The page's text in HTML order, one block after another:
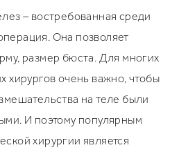
– востребованная среди
Она позволяет
размер бюста. Для многих
хирургов очень важно, чтобы
на теле были
И поэтому популярным
хирургии является